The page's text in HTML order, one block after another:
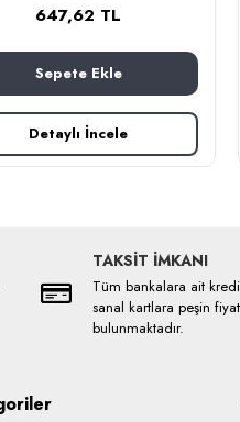
647,62 TL
Sepete Ekle
Detaylı İncele
TAKSİT İMKANI
Tüm bankalara ait
sanal kartlara peşin
bulunmaktadır.